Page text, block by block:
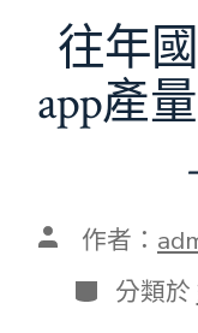
往年
app產
文 作者：
分
類
分類於